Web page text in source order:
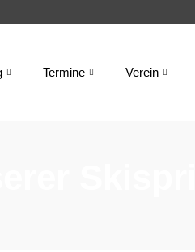
Termine Verein